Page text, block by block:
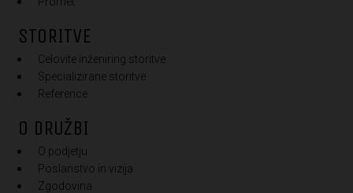
STORITVE
Celovite inženiring storitve
Specializirane storitve
Reference
O DRUŽBI
O podjetju
Poslanstvo in vizija
Zgodovina